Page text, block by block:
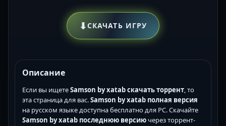
⬇СКАЧАТЬ ИГРУ
Описание
Если вы ищетеSamson by xatab скачать торрент , то
эта страница для вас.Samson by xatab полная версия
на русском языке доступна бесплатно для PC. Скачайте
Samson by xatab последнюю версию через торрент-